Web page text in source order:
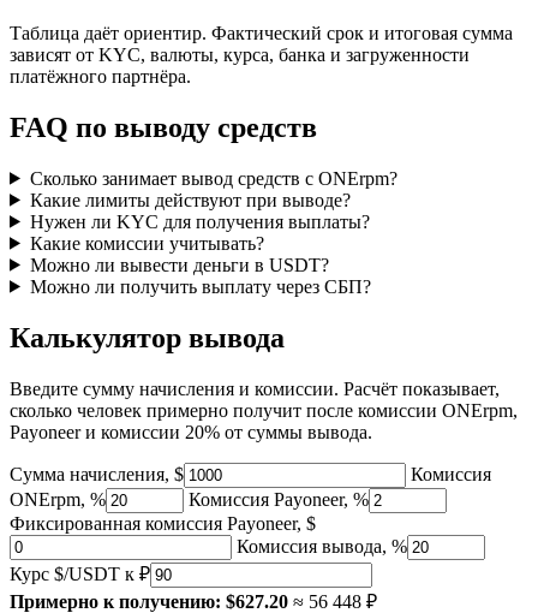
Таблица даёт ориентир. Фактический срок и итоговая сумма
зависят от KYC, валюты, курса, банка и загруженности
платёжного партнёра.
FAQ по выводу средств
Сколько занимает вывод средств с ONErpm?
Какие лимиты действуют при выводе?
Нужен ли KYC для получения выплаты?
Какие комиссии учитывать?
Можно ли вывести деньги в USDT?
Можно ли получить выплату через СБП?
Калькулятор вывода
Введите сумму начисления и комиссии. Расчёт показывает,
сколько человек примерно получит после комиссии ONErpm,
Payoneer и комиссии 20% от суммы вывода.
Сумма начисления, $
Комиссия
ONErpm, %
Комиссия Payoneer, %
Фиксированная комиссия Payoneer, $
Комиссия вывода, %
Курс $/USDT к ₽
Примерно к получению: $627.20 ≈ 56 448 ₽